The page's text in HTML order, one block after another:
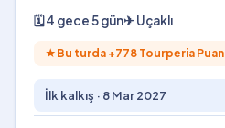
🗓4 gece 5 gün✈Uçaklı
★ Bu turda +778 Tourperia Puan
İlk kalkış · 8 Mar 2027